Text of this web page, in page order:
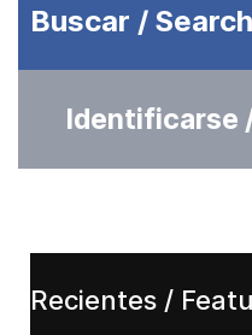
Buscar / Search
Identificarse
Recientes /